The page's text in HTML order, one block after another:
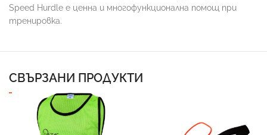
Speed ​​Hurdle е ценна и многофункционална помощ при
тренировка.
СВЪРЗАНИ ПРОДУКТИ